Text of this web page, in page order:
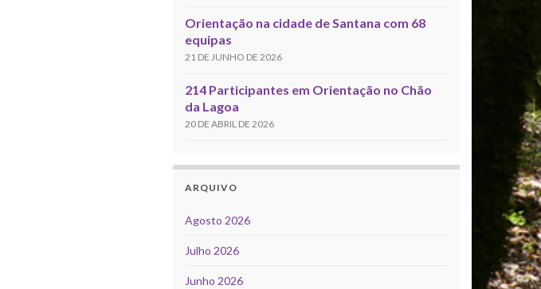
Orientação na cidade de Santana com 68
equipas
21 DE JUNHO DE 2026
214 Participantes em Orientação no Chão
da Lagoa
20 DE ABRIL DE 2026
ARQUIVO
Agosto 2026
Julho 2026
Junho 2026